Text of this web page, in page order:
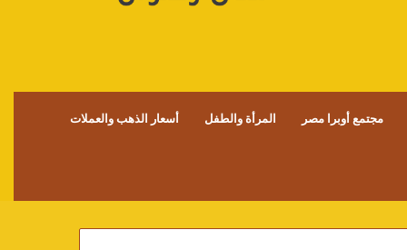
مجتمع أوبرا مصر المرأة والطفل أسعار الذهب والعملات